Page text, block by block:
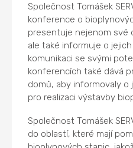
Společnost Tomášek
konference o
presentuje nejenom své
ale také informuje o
komunikaci se svými
konferencích také dává
domů, aby informovaly o
pro realizaci výstavby
Společnost Tomášek
do oblastí, které mají